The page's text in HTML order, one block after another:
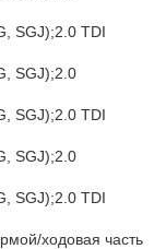
SGJ);2.0 TDI
SGJ);2.0
SGJ);2.0 TDI
SGJ);2.0
SGJ);2.0 TDI
ходовая часть